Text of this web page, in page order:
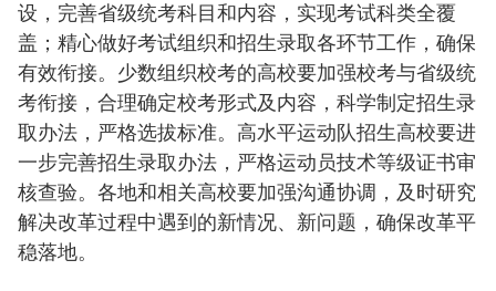
设，完善省级统考科目和内容，实现考试科类全覆
盖；精心做好考试组织和招生录取各环节工作，确保
有效衔接。少数组织校考的高校要加强校考与省级统
考衔接，合理确定校考形式及内容，科学制定招生录
取办法，严格选拔标准。高水平运动队招生高校要进
一步完善招生录取办法，严格运动员技术等级证书审
核查验。各地和相关高校要加强沟通协调，及时研究
解决改革过程中遇到的新情况、新问题，确保改革平
稳落地。